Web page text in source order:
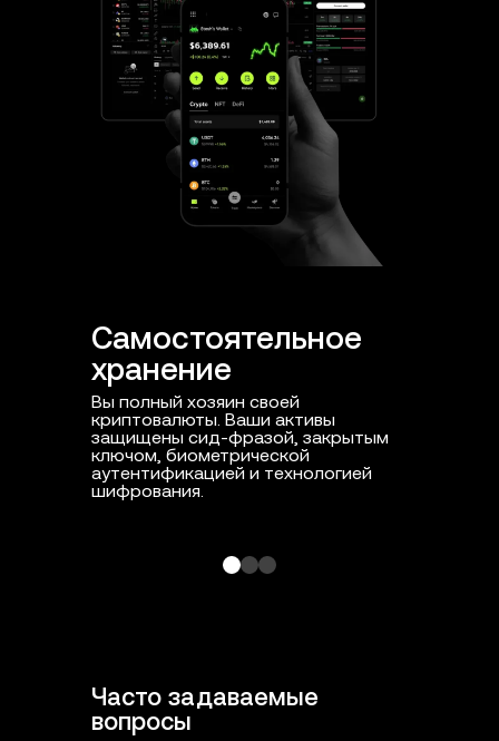
Самостоятельное
хранение
Вы полный хозяин своей
криптовалюты. Ваши активы
защищены сид-фразой, закрытым
ключом, биометрической
аутентификацией и технологией
шифрования.
Часто задаваемые
вопросы